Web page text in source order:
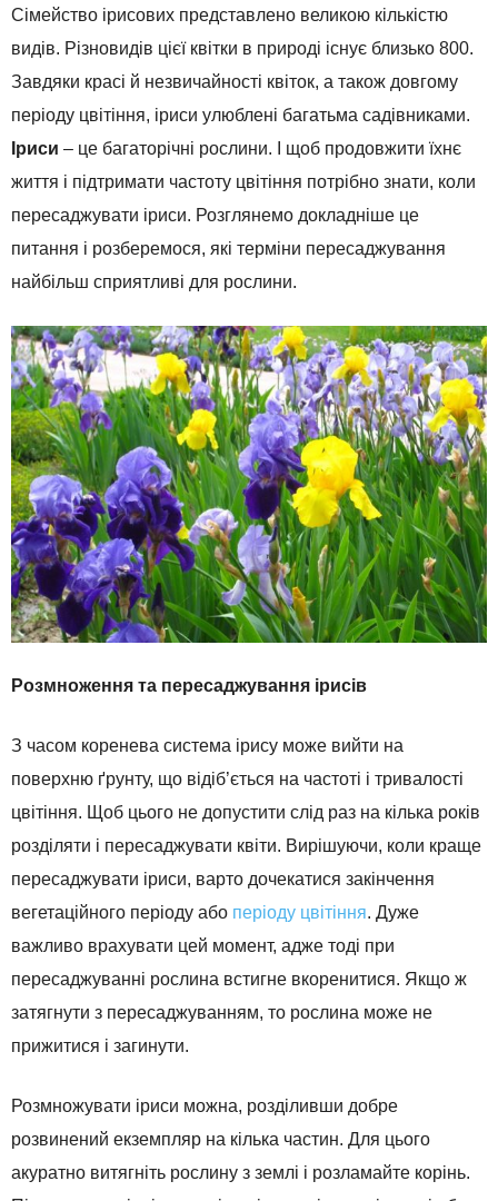
Сімейство ірисових представлено великою кількістю
видів. Різновидів цієї квітки в природі існує близько 800.
Завдяки красі й незвичайності квіток, а також довгому
періоду цвітіння, іриси улюблені багатьма садівниками.
Іриси – це багаторічні рослини. І щоб продовжити їхнє
життя і підтримати частоту цвітіння потрібно знати, коли
пересаджувати іриси. Розглянемо докладніше це
питання і розберемося, які терміни пересаджування
найбільш сприятливі для рослини.
Розмноження та пересаджування ірисів
З часом коренева система ірису може вийти на
поверхню ґрунту, що відіб’ється на частоті і тривалості
цвітіння. Щоб цього не допустити слід раз на кілька років
розділяти і пересаджувати квіти. Вирішуючи, коли краще
пересаджувати іриси, варто дочекатися закінчення
вегетаційного періоду або періоду цвітіння. Дуже
важливо врахувати цей момент, адже тоді при
пересаджуванні рослина встигне вкоренитися. Якщо ж
затягнути з пересаджуванням, то рослина може не
прижитися і загинути.
Розмножувати іриси можна, розділивши добре
розвинений екземпляр на кілька частин. Для цього
акуратно витягніть рослину з землі і розламайте корінь.